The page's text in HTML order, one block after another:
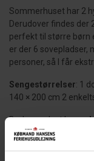
Sommerhuset har 2
Derudover findes der
perfekt til større børn
er der 6 sovepladser,
personer, så I får
Sengestørrelser: 1
140 × 200 cm 2
Badeværelset har
en komfortabel ferie.
Nyd livet udendørs